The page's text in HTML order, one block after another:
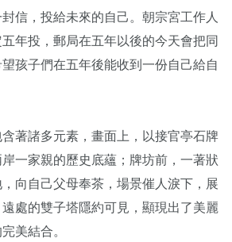
信，投給未來的自己。朝宗宮工作人
年投，郵局在五年以後的今天會把同
孩子們在五年後能收到一份自己給自
著諸多元素，畫面上，以接官亭石牌
一家親的歷史底蘊；牌坊前，一著狀
向自己父母奉茶，場景催人淚下，展
處的雙子塔隱約可見，顯現出了美麗
美結合。